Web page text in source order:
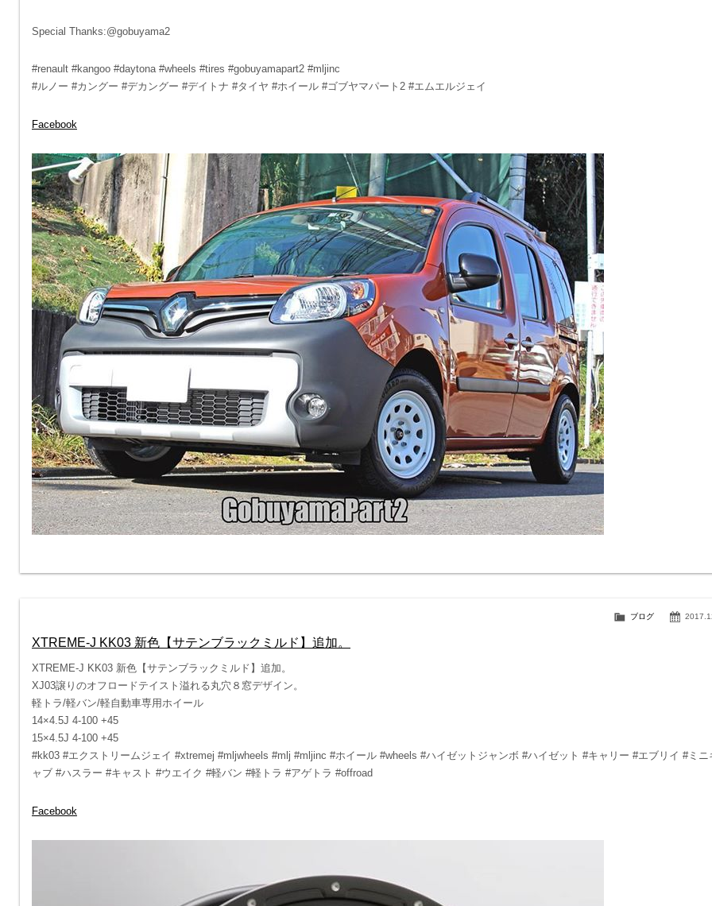
Special Thanks:@gobuyama2
#renault #kangoo #daytona #wheels #tires #gobuyamapart2 #mljinc
#ルノー #カングー #デカングー #デイトナ #タイヤ #ホイール #ゴブヤマパート2 #エムエルジェイ
Facebook
ブログ
XTREME-J KK03 新色【サテンブラックミルド】追加。
XTREME-J KK03 新色【サテンブラックミルド】追加。
XJ03譲りのオフロードテイスト溢れる丸穴８窓デザイン。
軽トラ/軽バン/軽自動車専用ホイール
14×4.5J 4-100 +45
15×4.5J 4-100 +45
#kk03 #エクストリームジェイ #xtremej #mljwheels #mlj #mljinc #ホイール #wheels #ハイゼットジャンボ #ハイゼット #キャリー #エブリイ #ミニ
ャブ #ハスラー #キャスト #ウエイク #軽バン #軽トラ #アゲトラ #offroad
Facebook